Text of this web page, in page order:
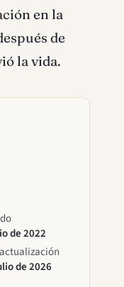
en la
de
la vida.
de 2022
de 2026